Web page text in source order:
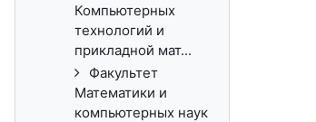
Компьютерных
технологий и
прикладной мат...
Факультет
Математики и
компьютерных наук